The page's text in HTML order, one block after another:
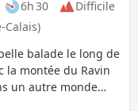
6h 30
Difficile
Calais)
balade le long de
la montée du Ravin
un autre monde